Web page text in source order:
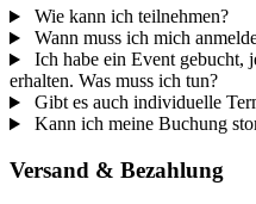
Wie kann ich teilnehmen?
Wann muss ich mich
Ich habe ein Event gebucht,
erhalten. Was muss ich tun?
Gibt es auch individuelle
Kann ich meine Buchung
Versand & Bezahlung